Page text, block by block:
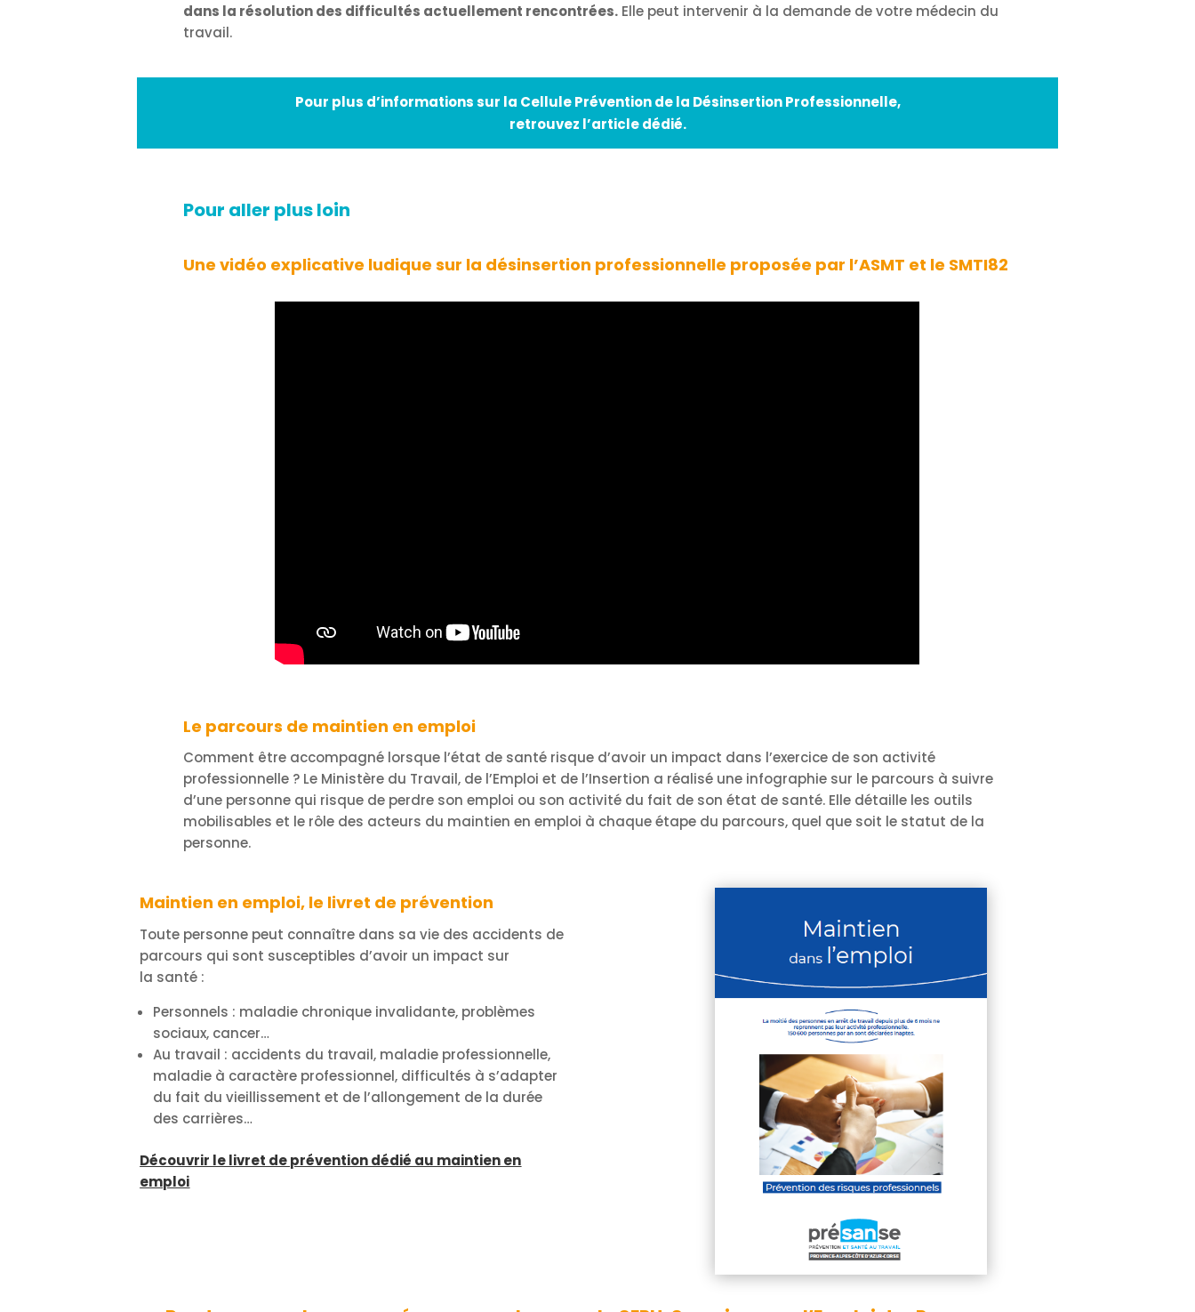
dans la résolution des difficultés actuellement rencontrées.Elle peut intervenir à la demande de votre médecin du
travail.
Pour plus d’informations sur la Cellule Prévention de la Désinsertion Professionnelle,
retrouvez l’article dédié.
Pour aller plus loin
Une vidéo explicative ludique sur la désinsertion professionnelle proposée par l’ASMT et le SMTI82
Le parcours de maintien en emploi
Comment être accompagné lorsque l’état de santé risque d’avoir un impact dans l’exercice de son activité
professionnelle ? Le Ministère du Travail, de l’Emploi et de l’Insertion a réalisé une infographie sur le parcours à suivre
d’une personne qui risque de perdre son emploi ou son activité du fait de son état de santé. Elle détaille les outils
mobilisables et le rôle des acteurs du maintien en emploi à chaque étape du parcours, quel que soit le statut de la
personne.
Maintien en emploi, le livret de prévention
Toute personne peut connaître dans sa vie des accidents de
parcours qui sont susceptibles d’avoir un impact sur
la santé :
Personnels : maladie chronique invalidante, problèmes
sociaux, cancer…
Au travail : accidents du travail, maladie professionnelle,
maladie à caractère professionnel, difficultés à s’adapter
du fait du vieillissement et de l’allongement de la durée
des carrières…
Découvrir le livret de prévention dédié au maintien en
emploi